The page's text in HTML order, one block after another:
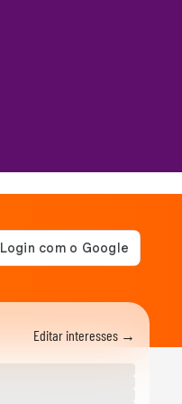
Editar interesses →